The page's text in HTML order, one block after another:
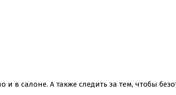
в салоне. А также следить за тем, чтобы